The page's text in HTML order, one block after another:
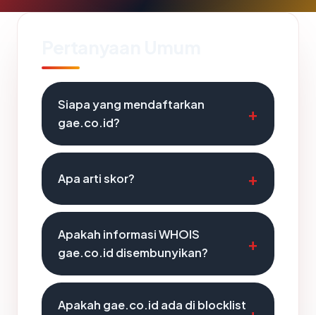
Siapa yang mendaftarkan
gae.co.id?
Apa arti skor?
Apakah informasi WHOIS
gae.co.id disembunyikan?
Apakah gae.co.id ada di blocklist